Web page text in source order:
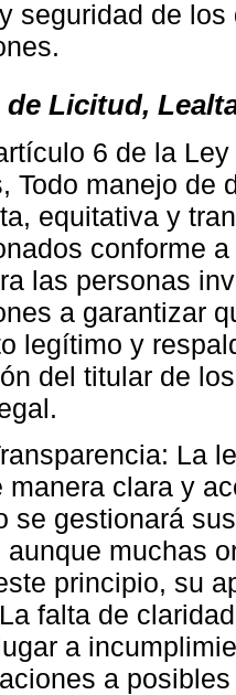
seguridad de
Licitud,
6 de la
Todo manejo de
equitativa y
conforme
las personas
a garantizar
legítimo y
del titular de
La
manera clara y
se gestionará
aunque muchas
principio, su
falta de
a
a